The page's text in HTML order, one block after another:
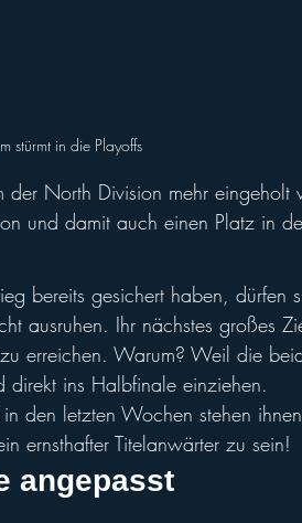
stürmt in die Playoffs
der North Division mehr eingeholt
und damit auch einen Platz in
bereits gesichert haben, dürfen
ausruhen. Ihr nächstes großes
erreichen. Warum? Weil die
direkt ins Halbfinale einziehen.
den letzten Wochen stehen
ernsthafter Titelanwärter zu sein!
angepasst